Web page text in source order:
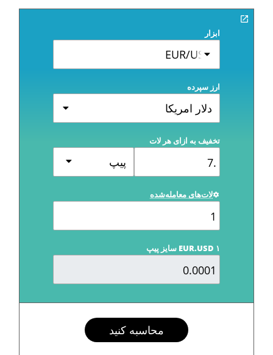
ابزار
EUR/USD
ارز سپرده
دلار امریکا
تخفیف به ازای هر لات
پیپ
لات‌های معامله‌شده
EUR.USD ۱ سایز پیپ
محاسبه کنید